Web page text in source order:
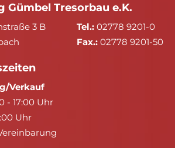
Gümbel Tresorbau e.K.
3 B
Tel.: 02778 9201-0
Fax.: 02778 9201-50
Verkauf
- 17:00 Uhr
Uhr